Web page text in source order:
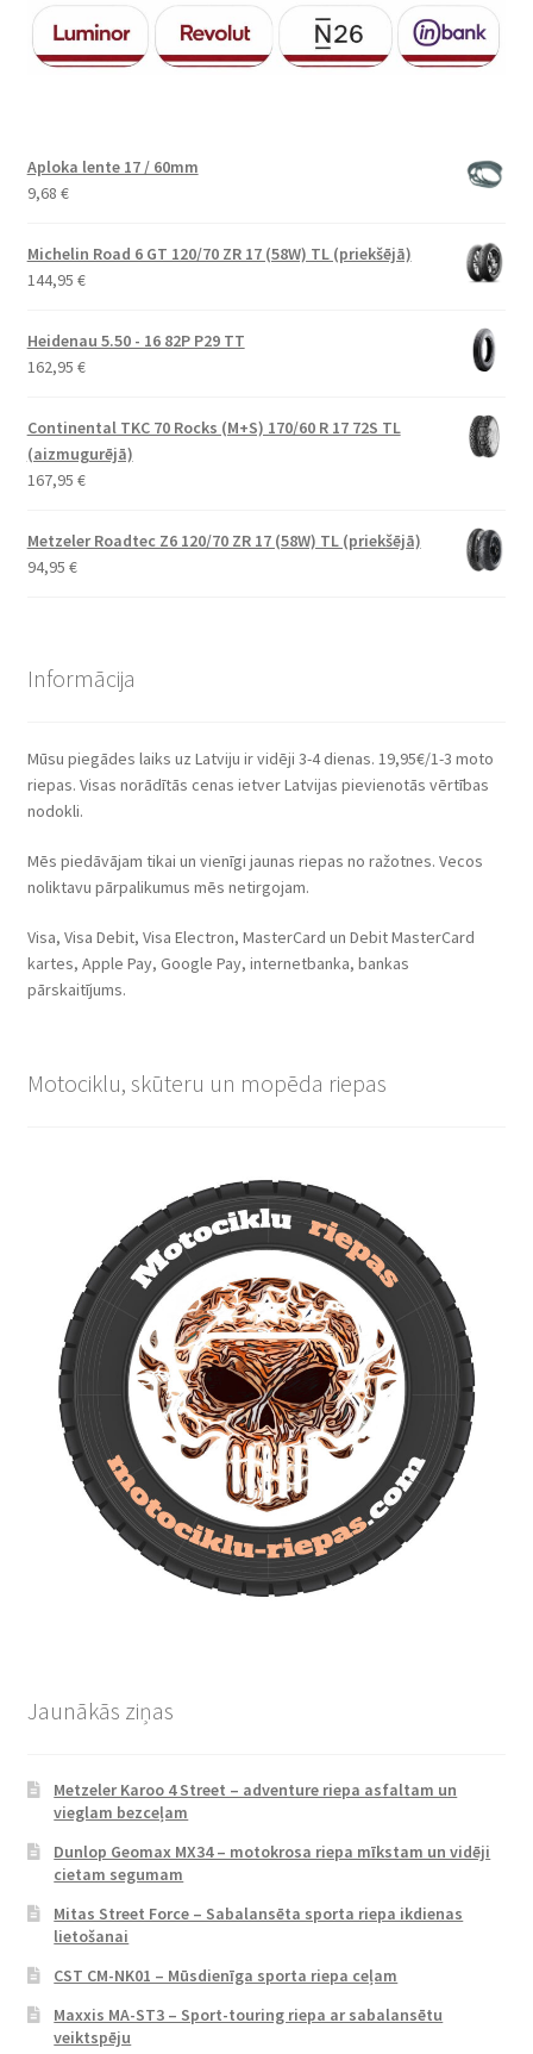
Aploka lente 17 / 60mm
9,68 €
Michelin Road 6 GT 120/70 ZR 17 (58W) TL (priekšējā)
144,95 €
Heidenau 5.50 - 16 82P P29 TT
162,95 €
Continental TKC 70 Rocks (M+S) 170/60 R 17 72S TL
(aizmugurējā)
167,95 €
Metzeler Roadtec Z6 120/70 ZR 17 (58W) TL (priekšējā)
94,95 €
Informācija
Mūsu piegādes laiks uz Latviju ir vidēji 3-4 dienas. 19,95€/1-3 moto
riepas. Visas norādītās cenas ietver Latvijas pievienotās vērtības
nodokli.
Mēs piedāvājam tikai un vienīgi jaunas riepas no ražotnes. Vecos
noliktavu pārpalikumus mēs netirgojam.
Visa, Visa Debit, Visa Electron, MasterCard un Debit MasterCard
kartes, Apple Pay, Google Pay, internetbanka, bankas
pārskaitījums.
Motociklu, skūteru un mopēda riepas
Jaunākās ziņas
Metzeler Karoo 4 Street – adventure riepa asfaltam un
vieglam bezceļam
Dunlop Geomax MX34 – motokrosa riepa mīkstam un vidēji
cietam segumam
Mitas Street Force – Sabalansēta sporta riepa ikdienas
lietošanai
CST CM-NK01 – Mūsdienīga sporta riepa ceļam
Maxxis MA-ST3 – Sport-touring riepa ar sabalansētu
veiktspēju